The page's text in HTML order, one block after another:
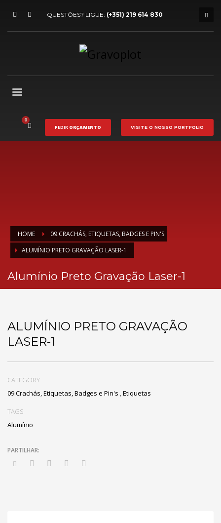
QUESTÕES? LIGUE: (+351) 219 614 830
PEDIR ORÇAMENTO VISITE O NOSSO PORTFOLIO
HOME
09.CRACHÁS, ETIQUETAS, BADGES E PIN'S
ALUMÍNIO PRETO GRAVAÇÃO LASER-1
Alumínio Preto Gravação Laser-1
ALUMÍNIO PRETO GRAVAÇÃO
LASER-1
CATEGORY
09.Crachás, Etiquetas, Badges e Pin's ,Etiquetas
TAGS
Alumínio